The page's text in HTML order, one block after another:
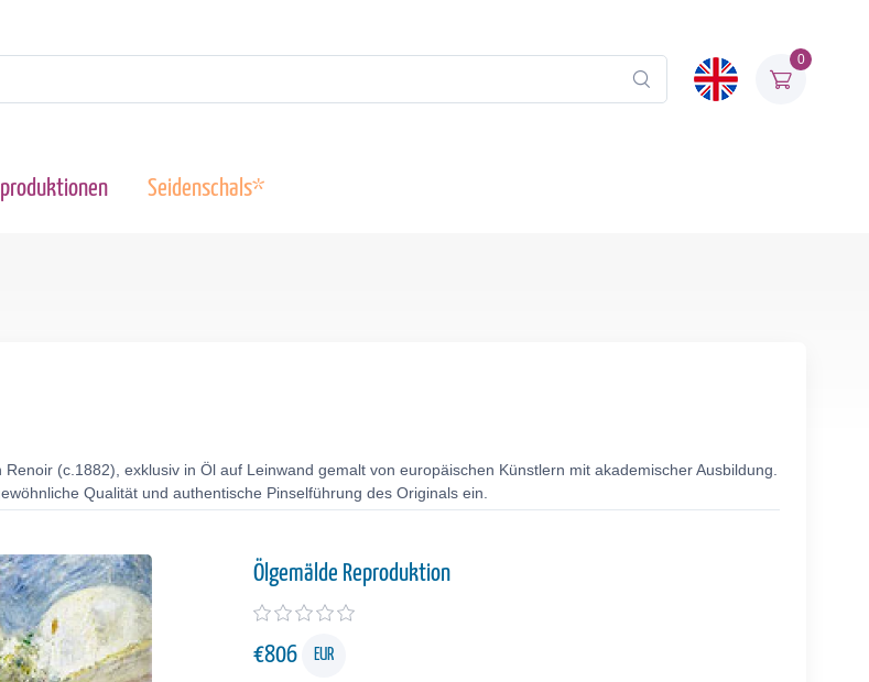
0
Seidenschals*
Renoir (c.1882), exklusiv in Öl auf Leinwand gemalt von europäischen Künstlern mit akademischer Ausbildung.
Qualität und authentische Pinselführung des Originals ein.
Ölgemälde Reproduktion
€806 EUR